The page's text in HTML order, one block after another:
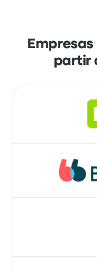
os principais
Mastercard,
com serviços
partir